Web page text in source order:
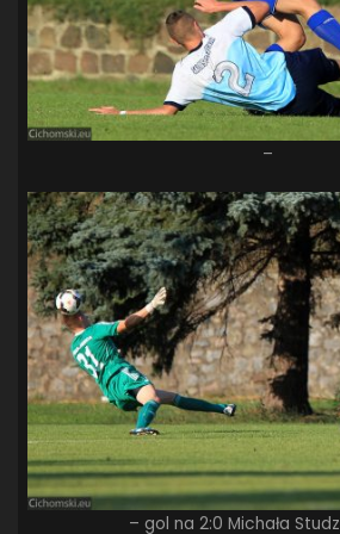
–
– gol na 2:0 Michała